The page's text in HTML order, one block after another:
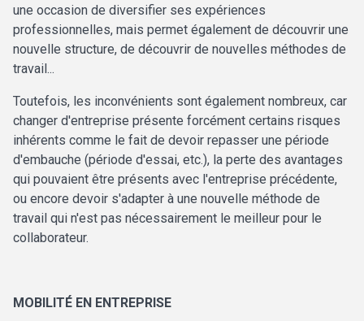
une occasion de diversifier ses expériences
professionnelles, mais permet également de découvrir une
nouvelle structure, de découvrir de nouvelles méthodes de
travail...
Toutefois, les inconvénients sont également nombreux, car
changer d'entreprise présente forcément certains risques
inhérents comme le fait de devoir repasser une période
d'embauche (période d'essai, etc.), la perte des avantages
qui pouvaient être présents avec l'entreprise précédente,
ou encore devoir s'adapter à une nouvelle méthode de
travail qui n'est pas nécessairement le meilleur pour le
collaborateur.
MOBILITÉ EN ENTREPRISE